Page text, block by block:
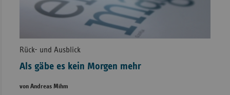
Rück- und Ausblick
Als gäbe es kein Morgen mehr
von Andreas Mihm